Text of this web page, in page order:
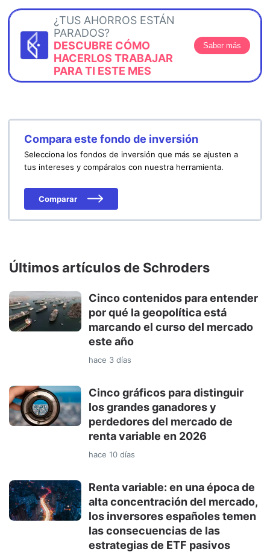
¿TUS AHORROS ESTÁN
PARADOS?
DESCUBRE CÓMO
HACERLOS TRABAJAR
PARA TI ESTE MES
Saber más
Compara este fondo de inversión
Selecciona los fondos de inversión que más se ajusten a
tus intereses y compáralos con nuestra herramienta.
Comparar
Últimos artículos de Schroders
Cinco contenidos para entender
por qué la geopolítica está
marcando el curso del mercado
este año
hace 3 días
Cinco gráficos para distinguir
los grandes ganadores y
perdedores del mercado de
renta variable en 2026
hace 10 días
Renta variable: en una época de
alta concentración del mercado,
los inversores españoles temen
las consecuencias de las
estrategias de ETF pasivos